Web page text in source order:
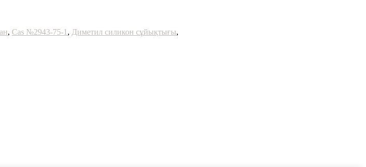
, Cas №2943-75-1 , Диметил силикон сұйықтығы,